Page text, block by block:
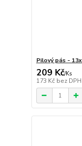
Pilový pás -
209 Kč/Ks
173 Kč bez DPH